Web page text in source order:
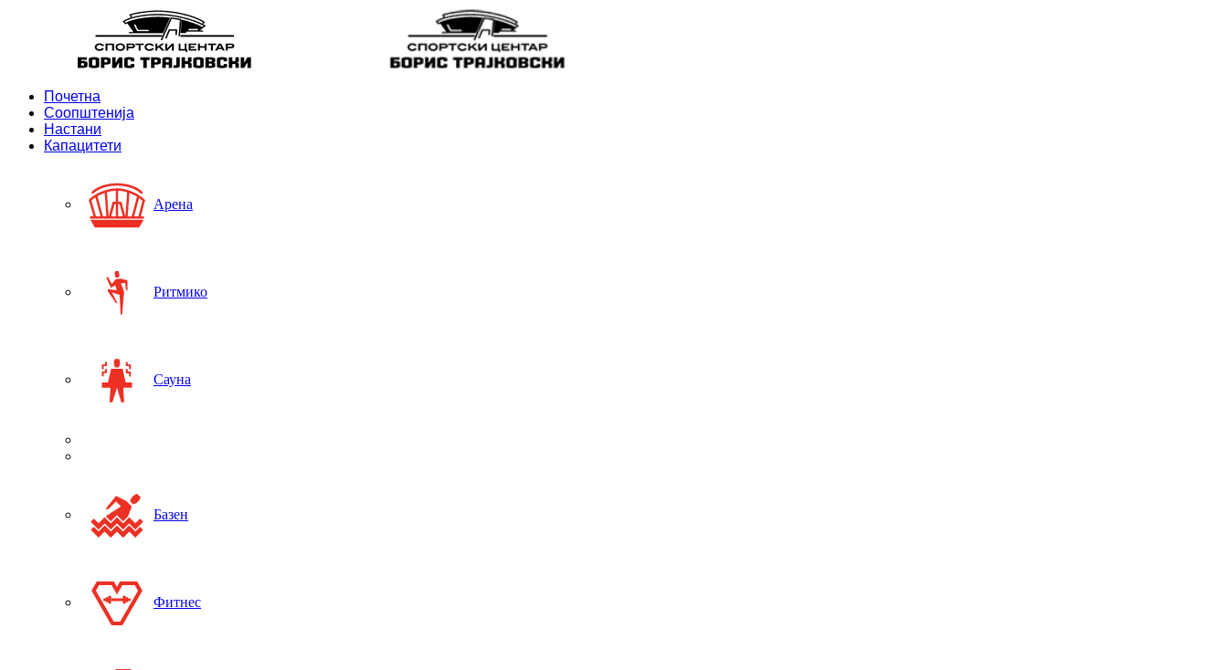
Почетна
Соопштенија
Настани
Капацитети
Арена
Ритмико
Сауна
Базен
Фитнес